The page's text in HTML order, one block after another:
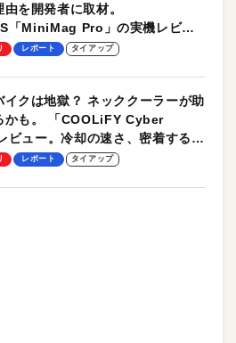
を開発者に取材。
「MiniMag Pro」の実機レビュ
レポート タイアップ
イクは地獄？ ネッククーラーが助
かも。 「COOLiFY Cyber
ビュー。冷却の速さ、密着する冷
ト、シンプルな操作性がグッド！
レポート タイアップ